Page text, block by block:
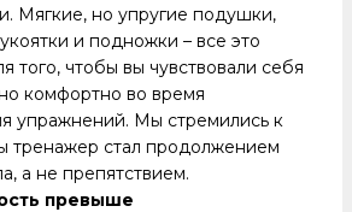
Мягкие, но упругие подушки,
и подножки – все это
того, чтобы вы чувствовали себя
комфортно во время
упражнений. Мы стремились к
тренажер стал продолжением
а не препятствием.
превыше